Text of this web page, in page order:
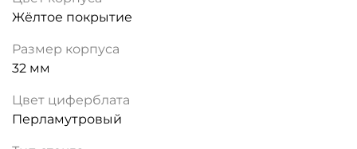
Жёлтое покрытие
Размер корпуса
32 мм
Цвет циферблата
Перламутровый